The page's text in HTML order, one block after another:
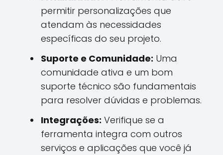
permitir personalizações que
atendam às necessidades
específicas do seu projeto.
Suporte e Comunidade: Uma
comunidade ativa e um bom
suporte técnico são fundamentais
para resolver dúvidas e problemas.
Integrações: Verifique se a
ferramenta integra com outros
serviços e aplicações que você já